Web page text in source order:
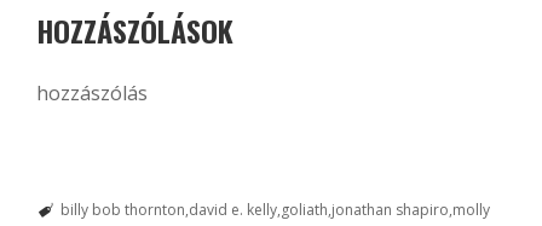
HOZZÁSZÓLÁSOK
hozzászólás
billy bob thornton david e. kelly goliath jonathan shapiro molly